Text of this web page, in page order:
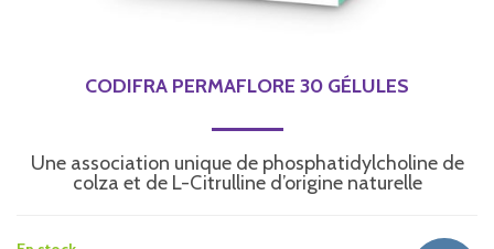
CODIFRA PERMAFLORE 30 GÉLULES
Une association unique de phosphatidylcholine de
colza et de L-Citrulline d’origine naturelle